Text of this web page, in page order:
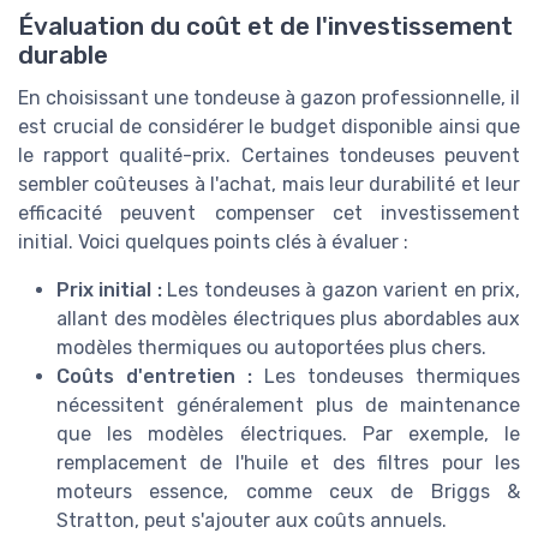
Évaluation du coût et de l'investissement
durable
En choisissant une tondeuse à gazon professionnelle, il
est crucial de considérer le budget disponible ainsi que
le rapport qualité-prix. Certaines tondeuses peuvent
sembler coûteuses à l'achat, mais leur durabilité et leur
efficacité peuvent compenser cet investissement
initial. Voici quelques points clés à évaluer :
Prix initial :Les tondeuses à gazon varient en prix,
allant des modèles électriques plus abordables aux
modèles thermiques ou autoportées plus chers.
Coûts d'entretien : Les tondeuses thermiques
nécessitent généralement plus de maintenance
que les modèles électriques. Par exemple, le
remplacement de l'huile et des filtres pour les
moteurs essence, comme ceux de Briggs &
Stratton, peut s'ajouter aux coûts annuels.